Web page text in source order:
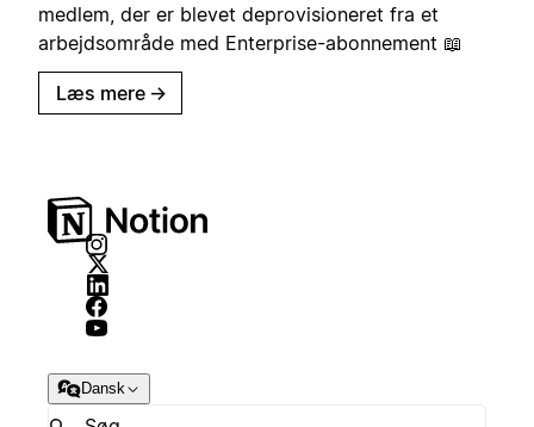
medlem, der er blevet deprovisioneret fra et
arbejdsområde med Enterprise-abonnement 📖
Læs mere →
Dansk